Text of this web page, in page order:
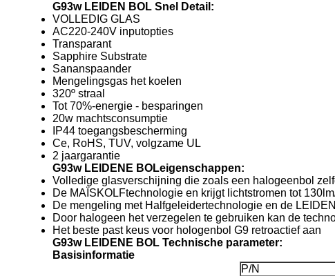
G93w LEIDEN BOL Snel Detail:
VOLLEDIG GLAS
AC220-240V inputopties
Transparant
Sapphire Substrate
Sananspaander
Mengelingsgas het koelen
320º straal
Tot 70%-energie - besparingen
20w machtsconsumptie
IP44 toegangsbescherming
Ce, RoHS, TUV, volgzame UL
2 jaargarantie
G93w LEIDENE BOLeigenschappen:
Volledige glasverschijning die zoals een halogeenbol
De MAÏSKOLFtechnologie en krijgt lichtstromen tot
De mengeling met Halfgeleidertechnologie en de
Door halogeen het verzegelen te gebruiken kan de
Het beste past keus voor hologenbol G9 retroactief aan
G93w LEIDENE BOL Technische parameter:
Basisinformatie
P/N